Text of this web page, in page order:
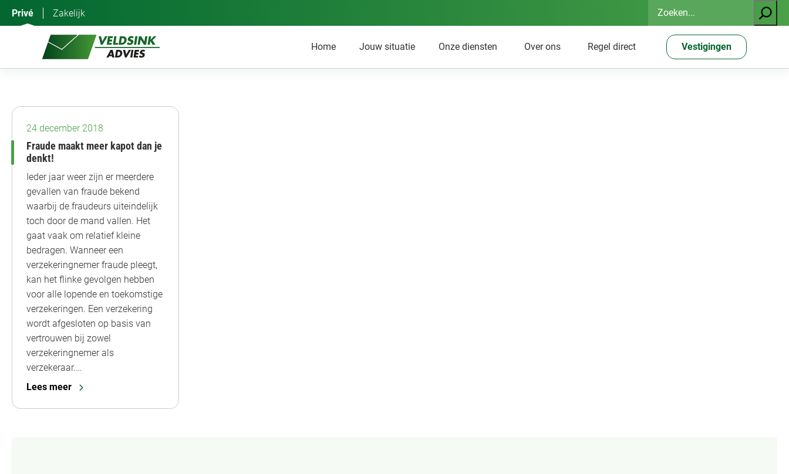
Privé Zakelijk
Zoeken
Home Jouw situatie Onze diensten Over ons Regel direct Vestigingen
24 december 2018
Fraude maakt meer kapot dan je
denkt!
Ieder jaar weer zijn er meerdere
gevallen van fraude bekend
waarbij de fraudeurs uiteindelijk
toch door de mand vallen. Het
gaat vaak om relatief kleine
bedragen. Wanneer een
verzekeringnemer fraude pleegt,
kan het flinke gevolgen hebben
voor alle lopende en toekomstige
verzekeringen. Een verzekering
wordt afgesloten op basis van
vertrouwen bij zowel
verzekeringnemer als
verzekeraar.…
Lees meer